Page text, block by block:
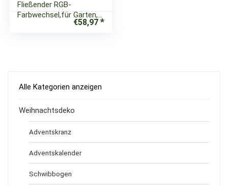
Fließender RGB-
Farbwechsel,für Garten,…
€58,97
Alle Kategorien anzeigen
Weihnachtsdeko
Adventskranz
Adventskalender
Schwibbogen